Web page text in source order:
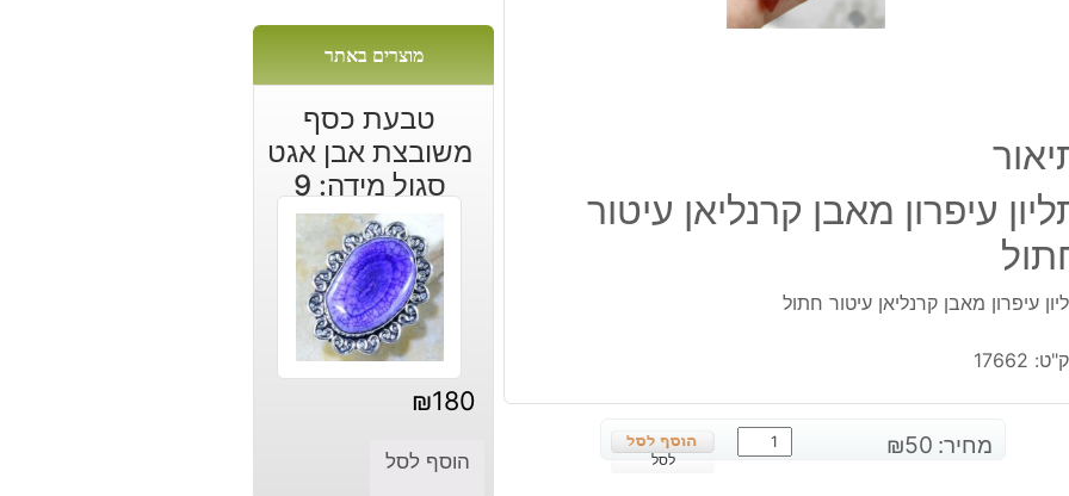
עיפרון מאבן קרנליאן עיטור
עיפרון מאבן קרנליאן עיטור חתול
17662
מחיר: ₪50
כמות
של
לסל
מוצרים באתר
טבעת כסף
משובצת אבן אגט
סגול מידה: 9
₪180
הוסף לסל